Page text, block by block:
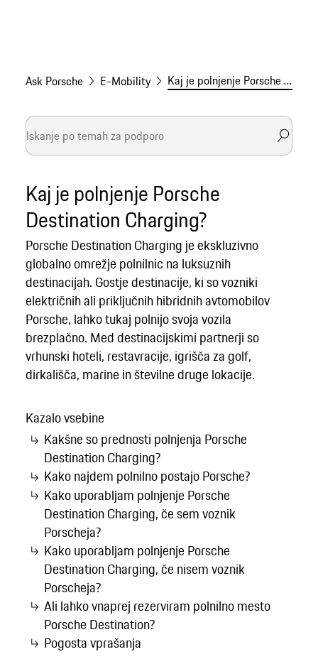
Ask Porsche E-Mobility Kaj je polnjenje Porsche Destination Charging?
Kaj je polnjenje Porsche
Destination Charging?
Porsche Destination Charging je ekskluzivno
globalno omrežje polnilnic na luksuznih
destinacijah. Gostje destinacije, ki so vozniki
električnih ali priključnih hibridnih avtomobilov
Porsche, lahko tukaj polnijo svoja vozila
brezplačno. Med destinacijskimi partnerji so
vrhunski hoteli, restavracije, igrišča za golf,
dirkališča, marine in številne druge lokacije.
Kazalo vsebine
Kakšne so prednosti polnjenja Porsche
Destination Charging?
Kako najdem polnilno postajo Porsche?
Kako uporabljam polnjenje Porsche
Destination Charging, če sem voznik
Porscheja?
Kako uporabljam polnjenje Porsche
Destination Charging, če nisem voznik
Porscheja?
Ali lahko vnaprej rezerviram polnilno mesto
Porsche Destination?
Pogosta vprašanja